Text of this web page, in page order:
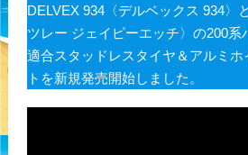
DELVEX 934〈デルベックス 934〉
ツレー ジェイピーエッチ〉の200系
適合スタッドレスタイヤ＆アルミホ
トを新規発売開始しました。